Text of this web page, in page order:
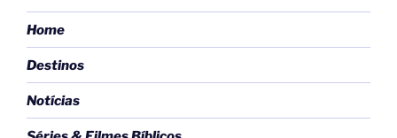
Home
Destinos
Notícias